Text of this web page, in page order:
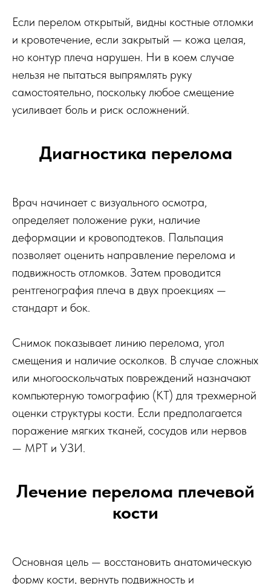
Если перелом открытый, видны костные отломки
и кровотечение, если закрытый — кожа целая,
но контур плеча нарушен. Ни в коем случае
нельзя не пытаться выпрямлять руку
самостоятельно, поскольку любое смещение
усиливает боль и риск осложнений.
Диагностика перелома
Врач начинает с визуального осмотра,
определяет положение руки, наличие
деформации и кровоподтеков. Пальпация
позволяет оценить направление перелома и
подвижность отломков. Затем проводится
рентгенография плеча в двух проекциях —
стандарт и бок.
Снимок показывает линию перелома, угол
смещения и наличие осколков. В случае сложных
или многооскольчатых повреждений назначают
компьютерную томографию (КТ) для трехмерной
оценки структуры кости. Если предполагается
поражение мягких тканей, сосудов или нервов
— МРТ и УЗИ.
Лечение перелома плечевой
кости
Основная цель — восстановить анатомическую
форму кости, вернуть подвижность и